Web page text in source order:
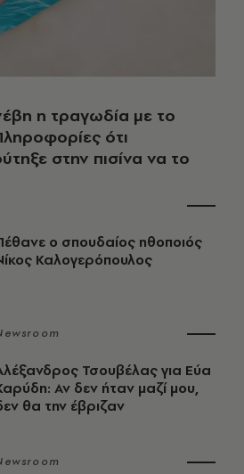
η τραγωδία με το
ότι
στην πισίνα να το
ο σπουδαίος ηθοποιός
Καλογερόπουλος
Τσουβέλας για Εύα
Αν δεν ήταν μαζί μου,
θα την έβριζαν